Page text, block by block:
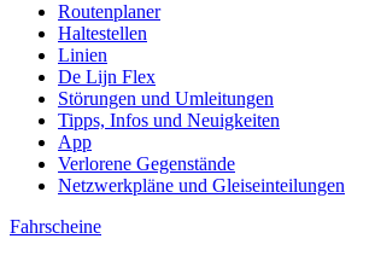
Routenplaner
Haltestellen
Linien
De Lijn Flex
Störungen und Umleitungen
Tipps, Infos und Neuigkeiten
App
Verlorene Gegenstände
Netzwerkpläne und Gleiseinteilungen
Fahrscheine